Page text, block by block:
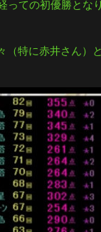
っての初優勝と
（特に赤井さん